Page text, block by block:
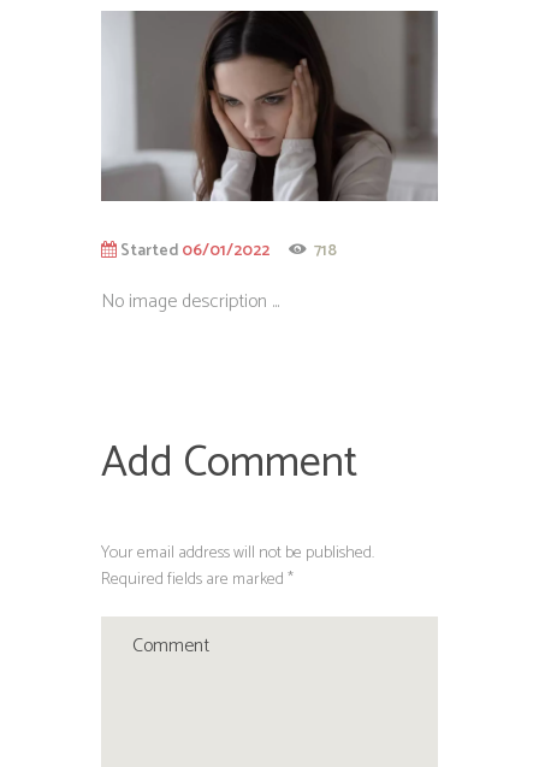
Started06/01/2022 718
No image description ...
Add Comment
Your email address will not be published.
Required fields are marked *